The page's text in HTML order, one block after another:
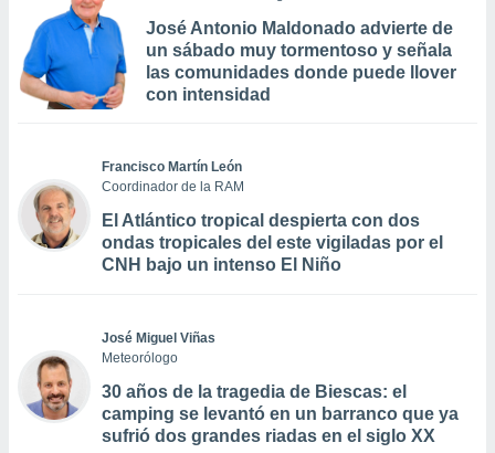
José Antonio Maldonado advierte de
un sábado muy tormentoso y señala
las comunidades donde puede llover
con intensidad
Francisco Martín León
Coordinador de la RAM
El Atlántico tropical despierta con dos
ondas tropicales del este vigiladas por el
CNH bajo un intenso El Niño
José Miguel Viñas
Meteorólogo
30 años de la tragedia de Biescas: el
camping se levantó en un barranco que ya
sufrió dos grandes riadas en el siglo XX